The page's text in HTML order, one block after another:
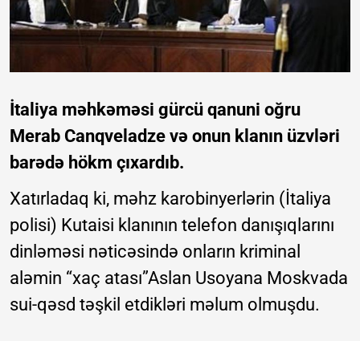
İtaliya məhkəməsi gürcü qanuni oğru
Merab Canqveladze və onun klanın üzvləri
barədə hökm çıxardıb.
Xatırladaq ki, məhz karobinyerlərin (İtaliya
polisi) Kutaisi klanının telefon danışıqlarını
dinləməsi nəticəsində onların kriminal
aləmin “xaç atası”Aslan Usoyana Moskvada
sui-qəsd təşkil etdikləri məlum olmuşdu.